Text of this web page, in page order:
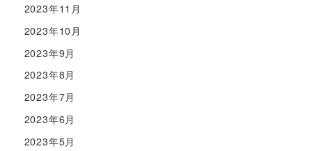
2023年11月
2023年10月
2023年9月
2023年8月
2023年7月
2023年6月
2023年5月